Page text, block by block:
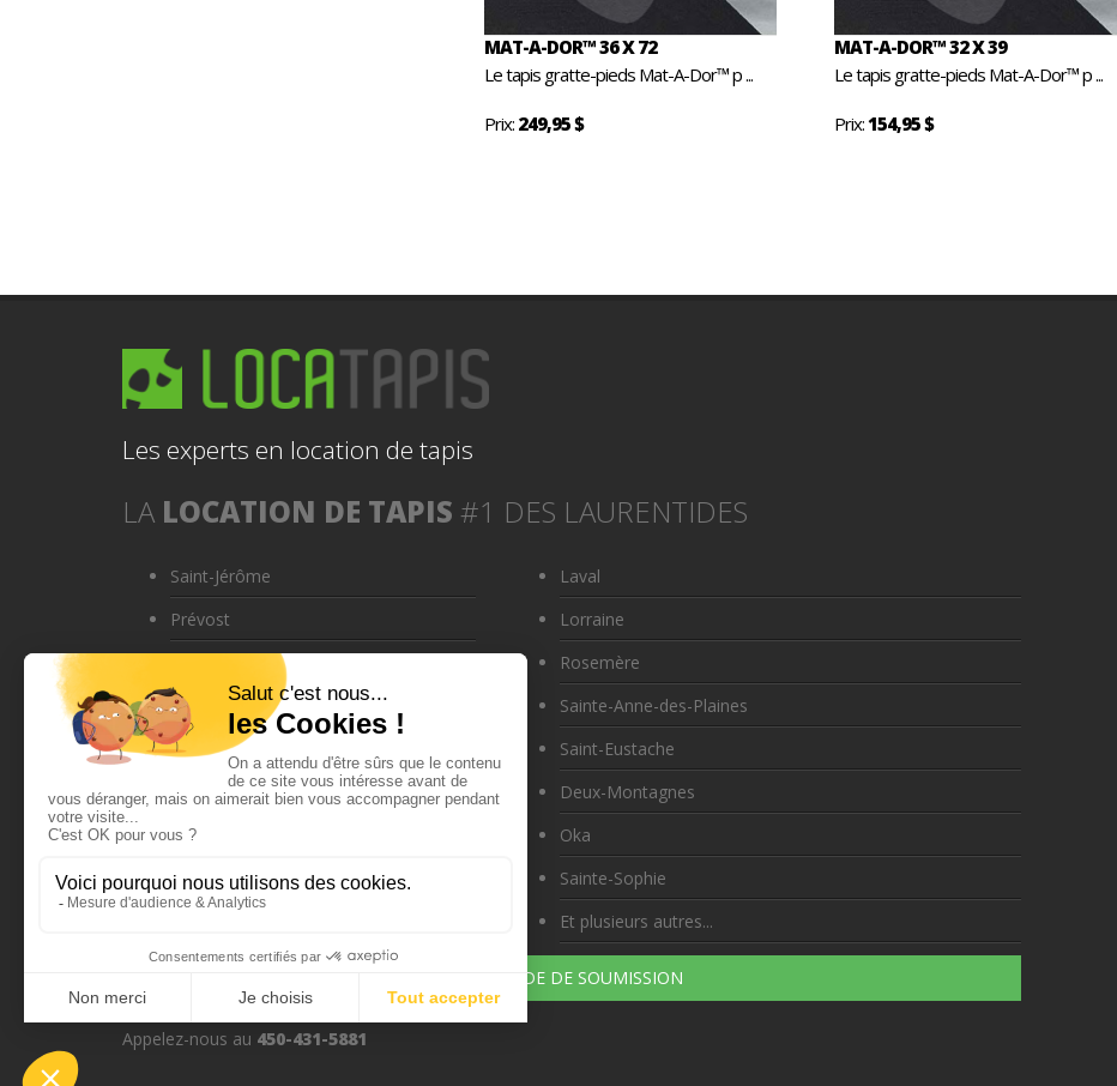
MAT-A-DOR™ 36 X 72
Le tapis gratte-pieds Mat-A-Dor™ p ...
Prix: 249,95 $
MAT-A-DOR™ 32 X 39
Le tapis gratte-pieds Mat-A-Dor™ p ...
Prix:154,95 $
Les experts en location de tapis
LA LOCATION DE TAPIS #1 DES LAURENTIDES
Saint-Jérôme
Prévost
Saint-Colomban
Sainte-Sophie
Saint-Sauveur
Sainte-Adèle
Blainville
Boisbriand
Laval
Lorraine
Rosemère
Sainte-Anne-des-Plaines
Saint-Eustache
Deux-Montagnes
Oka
Sainte-Sophie
Et plusieurs autres...
DEMANDE DE SOUMISSION
Appelez-nous au 450-431-5881